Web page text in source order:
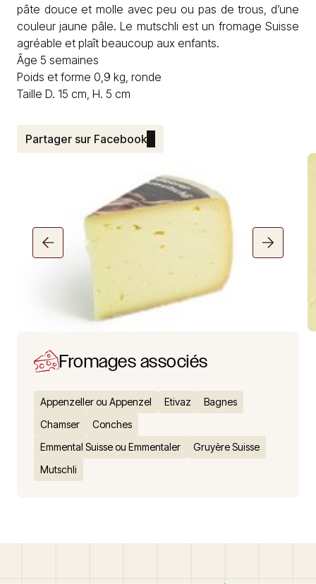
pâte douce et molle avec peu ou pas de trous, d’une
couleur jaune pâle. Le mutschli est un fromage Suisse
agréable et plaît beaucoup aux enfants.
Âge 5 semaines
Poids et forme 0,9 kg, ronde
Taille D. 15 cm, H. 5 cm
Partager sur Facebook
Fromages associés
Appenzeller ou Appenzel Etivaz
Bagnes
Chamser
Conches
Emmental Suisse ou Emmentaler
Gruyère Suisse
Mutschli